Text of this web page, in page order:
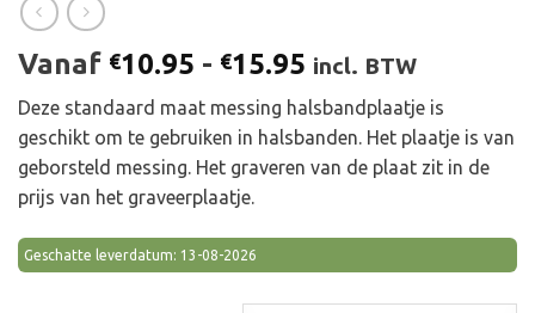
Vanaf €10.95 - €15.95 Prijsklasse:
€10.95
tot
€15.95
incl. BTW
Deze standaard maat messing halsbandplaatje is
geschikt om te gebruiken in halsbanden. Het plaatje is van
geborsteld messing. Het graveren van de plaat zit in de
prijs van het graveerplaatje.
Geschatte leverdatum: 13-08-2026